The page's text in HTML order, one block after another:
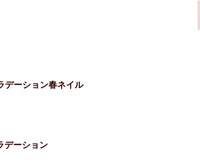
デーション春ネイル
デーション